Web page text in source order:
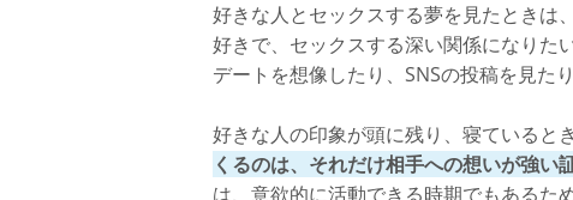
好きな人とセックスする夢を見たときは
好きで、セックスする深い関係になりた
デートを想像したり、SNSの投稿を見た
好きな人の印象が頭に残り、寝ていると
くるのは、それだけ相手への想いが強い
は、意欲的に活動できる時期でもあるた